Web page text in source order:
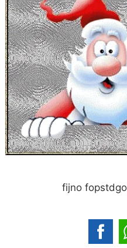
fijno